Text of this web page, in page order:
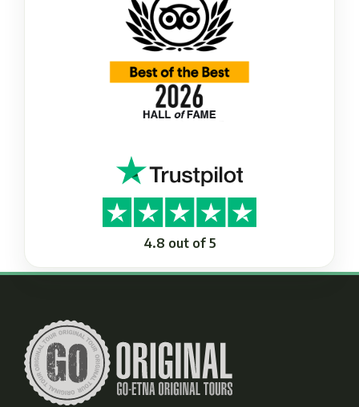
4.8 out of 5